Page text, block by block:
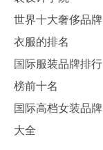
世界十大奢侈品牌
衣服的排名
国际服装品牌排行
榜前十名
国际高档女装品牌
大全